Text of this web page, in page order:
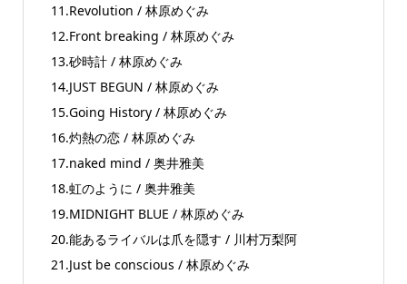
11.Revolution / 林原めぐみ
12.Front breaking / 林原めぐみ
13.砂時計 / 林原めぐみ
14.JUST BEGUN / 林原めぐみ
15.Going History / 林原めぐみ
16.灼熱の恋 / 林原めぐみ
17.naked mind / 奥井雅美
18.虹のように / 奥井雅美
19.MIDNIGHT BLUE / 林原めぐみ
20.能あるライバルは爪を隠す / 川村万梨阿
21.Just be conscious / 林原めぐみ